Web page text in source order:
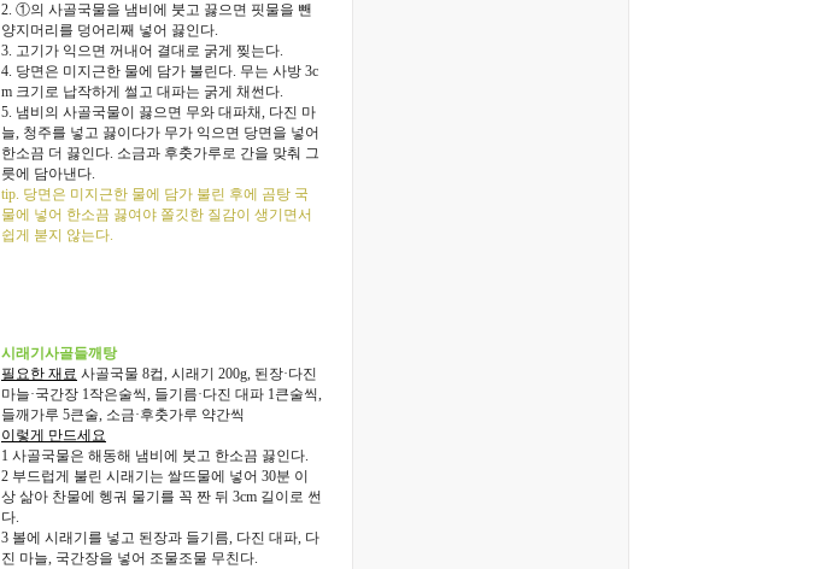
2. ①의 사골국물을 냄비에 붓고 끓으면 핏물을 뺀
양지머리를 덩어리째 넣어 끓인다.
3. 고기가 익으면 꺼내어 결대로 굵게 찢는다.
4. 당면은 미지근한 물에 담가 불린다. 무는 사방 3c
m 크기로 납작하게 썰고 대파는 굵게 채썬다.
5. 냄비의 사골국물이 끓으면 무와 대파채, 다진 마
늘, 청주를 넣고 끓이다가 무가 익으면 당면을 넣어
한소끔 더 끓인다. 소금과 후춧가루로 간을 맞춰 그
릇에 담아낸다.
tip. 당면은 미지근한 물에 담가 불린 후에 곰탕 국
물에 넣어 한소끔 끓여야 쫄깃한 질감이 생기면서
쉽게 붇지 않는다.
시래기사골들깨탕
필요한 재료 사골국물 8컵, 시래기 200g, 된장·다진
마늘·국간장 1작은술씩, 들기름·다진 대파 1큰술씩,
들깨가루 5큰술, 소금·후춧가루 약간씩
이렇게 만드세요
1 사골국물은 해동해 냄비에 붓고 한소끔 끓인다.
2 부드럽게 불린 시래기는 쌀뜨물에 넣어 30분 이
상 삶아 찬물에 헹궈 물기를 꼭 짠 뒤 3cm 길이로 썬
다.
3 볼에 시래기를 넣고 된장과 들기름, 다진 대파, 다
진 마늘, 국간장을 넣어 조물조물 무친다.